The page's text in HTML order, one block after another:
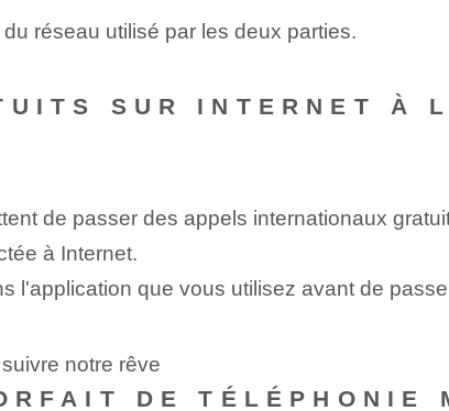
réseau utilisé par les deux parties.
SUR INTERNET À
de passer des appels internationaux
à Internet.
⁣l'application que vous ⁤utilisez avant ⁤de
notre rêve
DE TÉLÉPHONIE